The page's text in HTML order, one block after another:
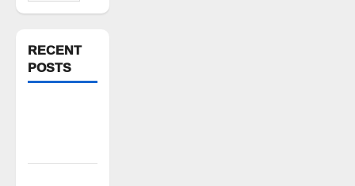
RECENT
POSTS